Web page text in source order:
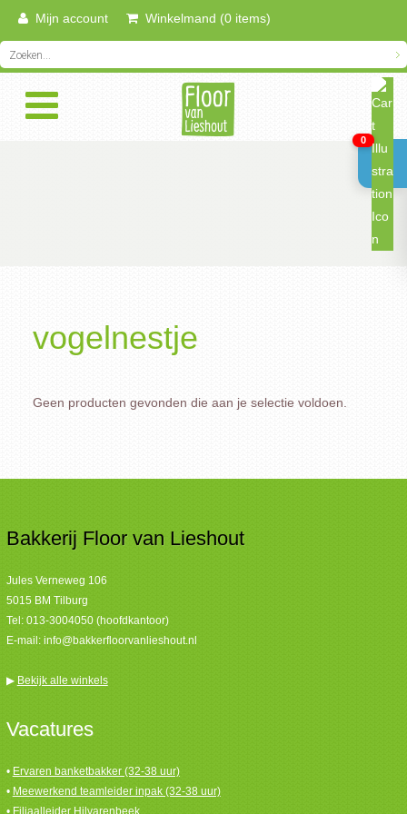
Mijn account Winkelmand (0 items)
vogelnestje
Geen producten gevonden die aan je selectie voldoen.
Bakkerij Floor van Lieshout
Jules Verneweg 106
5015 BM Tilburg
Tel: 013-3004050 (hoofdkantoor)
E-mail: info@bakkerfloorvanlieshout.nl
▶ Bekijk alle winkels
Vacatures
• Ervaren banketbakker (32-38 uur)
• Meewerkend teamleider inpak (32-38 uur)
0